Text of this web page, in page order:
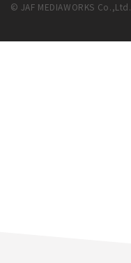
© JAF MEDIAWORKS Co.,Ltd.